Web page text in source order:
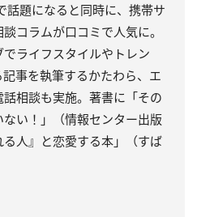
話題になると同時に、携帯サ
コラムが口コミで人気に。
ライフスタイルやトレン
事を執筆するかたわら、エ
相談も実施。著書に「その
い！」（情報センター出版
人』と恋愛する本」（すば